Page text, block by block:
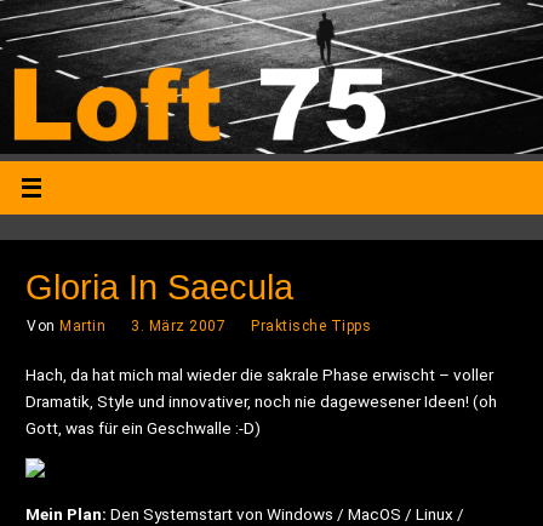
Gloria In Saecula
Von Martin 3. März 2007 Praktische Tipps
Hach, da hat mich mal wieder die sakrale Phase erwischt – voller
Dramatik, Style und innovativer, noch nie dagewesener Ideen! (oh
Gott, was für ein Geschwalle :-D)
Mein Plan: Den Systemstart von Windows / MacOS / Linux /